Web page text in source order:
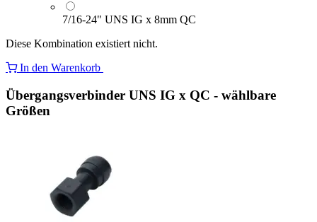
7/16-24" UNS IG x 8mm QC
Diese Kombination existiert nicht.
In den Warenkorb
Übergangsverbinder UNS IG x QC - wählbare
Größen